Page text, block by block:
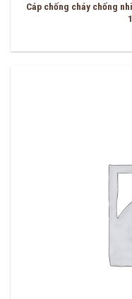
Cáp chống cháy chống